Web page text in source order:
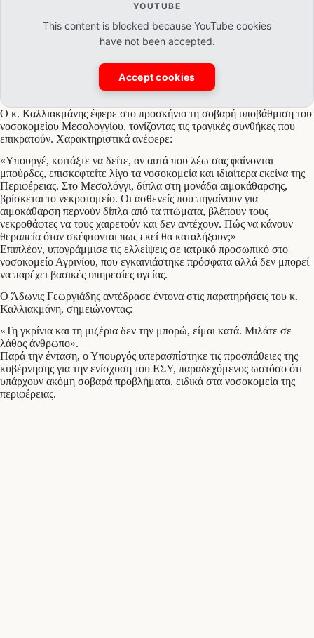
YOUTUBE
This content is blocked because YouTube cookies
have not been accepted.
Accept cookies
Ο κ. Καλλιακμάνης έφερε στο προσκήνιο τη σοβαρή υποβάθμιση του
νοσοκομείου Μεσολογγίου, τονίζοντας τις τραγικές συνθήκες που
επικρατούν. Χαρακτηριστικά ανέφερε:
«Υπουργέ, κοιτάξτε να δείτε, αν αυτά που λέω σας φαίνονται
μπούρδες, επισκεφτείτε λίγο τα νοσοκομεία και ιδιαίτερα εκείνα της
Περιφέρειας. Στο Μεσολόγγι, δίπλα στη μονάδα αιμοκάθαρσης,
βρίσκεται το νεκροτομείο. Οι ασθενείς που πηγαίνουν για
αιμοκάθαρση περνούν δίπλα από τα πτώματα, βλέπουν τους
νεκροθάφτες να τους χαιρετούν και δεν αντέχουν. Πώς να κάνουν
θεραπεία όταν σκέφτονται πως εκεί θα καταλήξουν;»
Επιπλέον, υπογράμμισε τις ελλείψεις σε ιατρικό προσωπικό στο
νοσοκομείο Αγρινίου, που εγκαινιάστηκε πρόσφατα αλλά δεν μπορεί
να παρέχει βασικές υπηρεσίες υγείας.
Ο Άδωνις Γεωργιάδης αντέδρασε έντονα στις παρατηρήσεις του κ.
Καλλιακμάνη, σημειώνοντας:
«Τη γκρίνια και τη μιζέρια δεν την μπορώ, είμαι κατά. Μιλάτε σε
λάθος άνθρωπο».
Παρά την ένταση, ο Υπουργός υπερασπίστηκε τις προσπάθειες της
κυβέρνησης για την ενίσχυση του ΕΣΥ, παραδεχόμενος ωστόσο ότι
υπάρχουν ακόμη σοβαρά προβλήματα, ειδικά στα νοσοκομεία της
περιφέρειας.